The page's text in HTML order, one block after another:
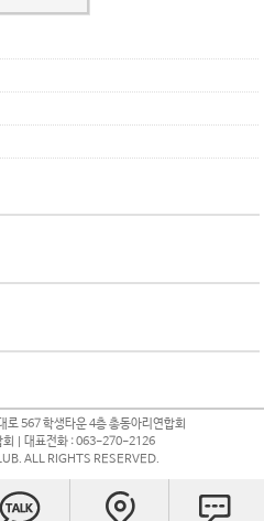
로 567 학생타운 4층 총동아리연합회
회 | 대표전화 : 063-270-2126
ALL RIGHTS RESERVED.